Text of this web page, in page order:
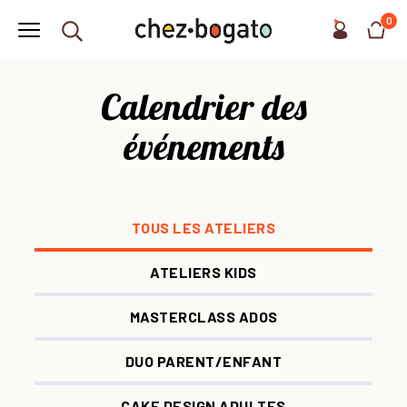
0
Calendrier des
événements
TOUS LES ATELIERS
ATELIERS KIDS
MASTERCLASS ADOS
DUO PARENT/ENFANT